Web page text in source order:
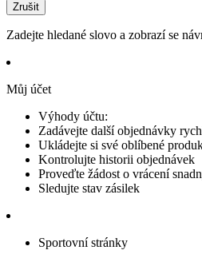
Zrušit
Zadejte hledané slovo a zobrazí se
Můj účet
Výhody účtu:
Zadávejte další objednávky
Ukládejte si své oblíbené
Kontrolujte historii objednávek
Proveďte žádost o vrácení
Sledujte stav zásilek
Sportovní stránky